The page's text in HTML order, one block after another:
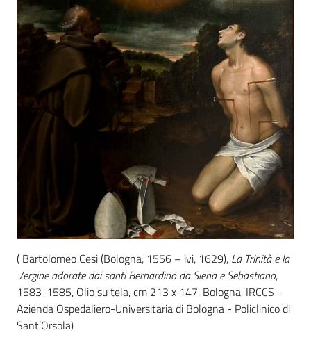
( Bartolomeo Cesi (Bologna, 1556 – ivi, 1629), La Trinità e la
Vergine adorate dai santi Bernardino da Siena e Sebastiano,
1583-1585, Olio su tela, cm 213 x 147, Bologna, IRCCS -
Azienda Ospedaliero-Universitaria di Bologna - Policlinico di
Sant’Orsola)